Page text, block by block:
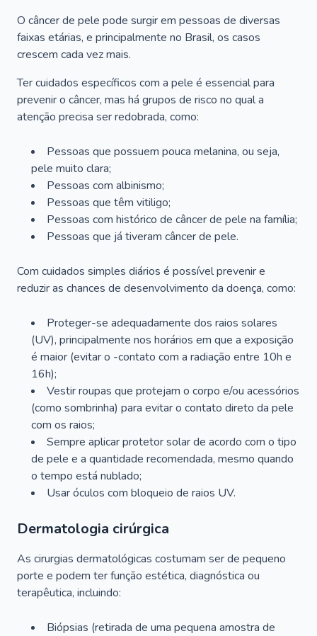
O câncer de pele pode surgir em pessoas de diversas
faixas etárias, e principalmente no Brasil, os casos
crescem cada vez mais.
Ter cuidados específicos com a pele é essencial para
prevenir o câncer, mas há grupos de risco no qual a
atenção precisa ser redobrada, como:
Pessoas que possuem pouca melanina, ou seja,
pele muito clara;
Pessoas com albinismo;
Pessoas que têm vitiligo;
Pessoas com histórico de câncer de pele na família;
Pessoas que já tiveram câncer de pele.
Com cuidados simples diários é possível prevenir e
reduzir as chances de desenvolvimento da doença, como:
Proteger-se adequadamente dos raios solares
(UV), principalmente nos horários em que a exposição
é maior (evitar o -contato com a radiação entre 10h e
16h);
Vestir roupas que protejam o corpo e/ou acessórios
(como sombrinha) para evitar o contato direto da pele
com os raios;
Sempre aplicar protetor solar de acordo com o tipo
de pele e a quantidade recomendada, mesmo quando
o tempo está nublado;
Usar óculos com bloqueio de raios UV.
Dermatologia cirúrgica
As cirurgias dermatológicas costumam ser de pequeno
porte e podem ter função estética, diagnóstica ou
terapêutica, incluindo:
Biópsias (retirada de uma pequena amostra de